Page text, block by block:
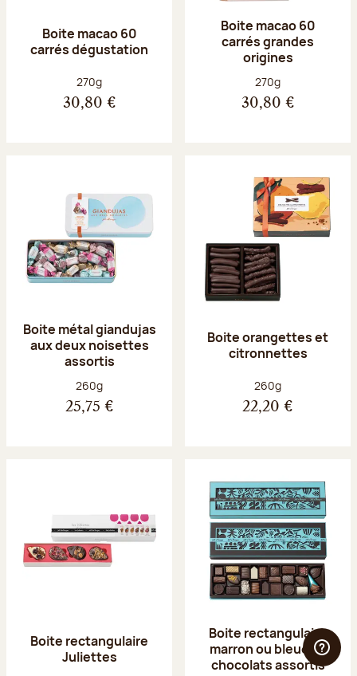
Boite macao 60
carrés dégustation
Poids net :
270g
30,80 €
Boite macao 60
carrés grandes
origines
Poids net :
270g
30,80 €
Boite métal giandujas
aux deux noisettes
assortis
Poids net :
260g
25,75 €
Boite orangettes et
citronnettes
Poids net :
260g
22,20 €
Boite rectangulaire
Juliettes
Boite rectangulaire
marron ou bleue 23
chocolats assortis